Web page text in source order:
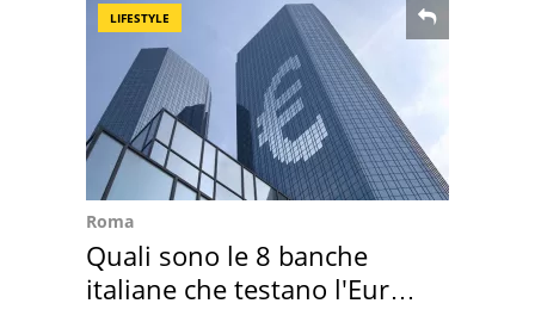
LIFESTYLE
Roma
Quali sono le 8 banche
italiane che testano l'Euro